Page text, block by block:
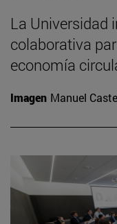
La Universidad
colaborativa
economía
Imagen Manuel